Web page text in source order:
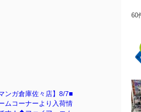
マンガ倉庫佐々店】8/7■
ムコーナーより入荷情
60